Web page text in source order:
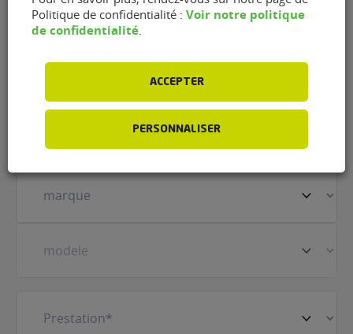
Nom (Nécessaire)
Prénom(Nécessaire)
Votre
véhicule(Nécessaire)
Politique de confidentialité : Voir notre politique
de confidentialité
ACCEPTER
PERSONNALISER